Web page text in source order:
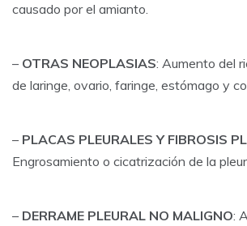
causado por el amianto.
– OTRAS NEOPLASIAS: Aumento del
de laringe, ovario, faringe, estómago y
– PLACAS PLEURALES Y FIBROSIS
Engrosamiento o cicatrización de la
– DERRAME PLEURAL NO MALIGNO: